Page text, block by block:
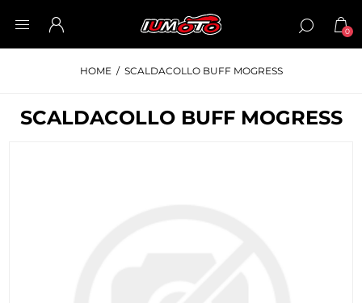
0
HOME / SCALDACOLLO BUFF MOGRESS
SCALDACOLLO BUFF MOGRESS